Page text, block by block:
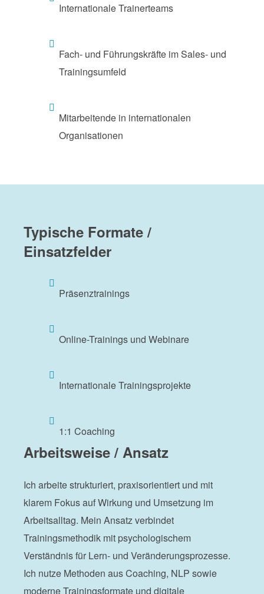
Internationale Trainerteams
Fach- und Führungskräfte im Sales- und
Trainingsumfeld
Mitarbeitende in internationalen
Organisationen
Typische Formate /
Einsatzfelder
Präsenztrainings
Online-Trainings und Webinare
Internationale Trainingsprojekte
1:1 Coaching
Arbeitsweise / Ansatz
Ich arbeite strukturiert, praxisorientiert und mit
klarem Fokus auf Wirkung und Umsetzung im
Arbeitsalltag. Mein Ansatz verbindet
Trainingsmethodik mit psychologischem
Verständnis für Lern- und Veränderungsprozesse.
Ich nutze Methoden aus Coaching, NLP sowie
moderne Trainingsformate und digitale